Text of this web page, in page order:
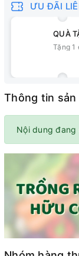
ƯU ĐÃI
QUÀ
Tặng 1
Thông tin sản
Nội dung đang